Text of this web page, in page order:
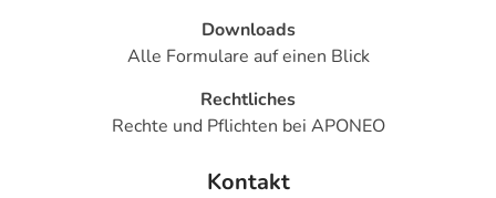
Downloads
Alle Formulare auf einen Blick
Rechtliches
Rechte und Pflichten bei APONEO
Kontakt